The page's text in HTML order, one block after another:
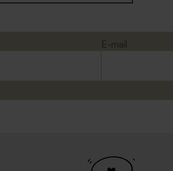
E-mail